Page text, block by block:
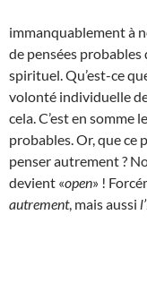
immanquablement à
de pensées probables
spirituel. Qu’est-ce
volonté individuelle
cela. C’est en somme
probables. Or, que ce
penser autrement ?
devient «open» !
autrement, mais aussi